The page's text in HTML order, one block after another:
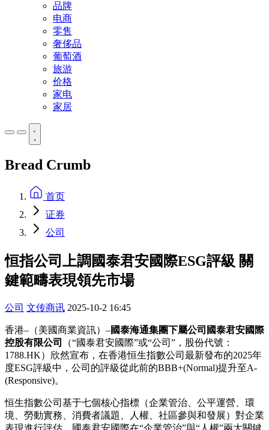
品牌
电商
零售
奢侈品
葡萄酒
旅游
价格
家电
家居
Bread Crumb
首页
证券
公司
恒指公司上調國泰君安國際ESG評級 關
鍵範疇表現領先市場
公司 文传商讯 2025-10-2 16:45
香港–（美國商業資訊）–國泰海通集團下屬公司國泰君安國際
控股有限公司
（“國泰君安國際”或“公司”，股份代號：
1788.HK）欣然宣布，在香港恒生指數公司最新發布的2025年
度ESG評級中，公司的評級從此前的BBB+(Normal)提升至A-
(Responsive)。
恒生指數公司基于七個核心指標（企業管治、公平運營、環
境、勞動實務、消費者議題、人權、社區參與和發展）對企業
表現進行評估。國泰君安國際在“企業管治”與“人權”兩大關鍵